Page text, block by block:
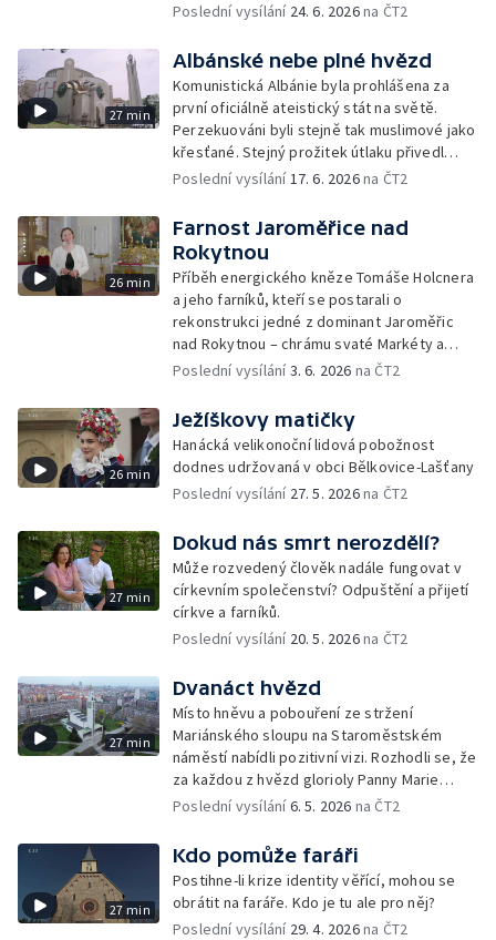
Strání pomáhají v odlehčovací službě, v
dnes žijí řeholní sestry mimo zdi kláštera?
Poslední vysílání 24. 6. 2026na ČT2
27 min
Albánské nebe plné hvězd
Komunistická Albánie byla prohlášena za
první oficiálně ateistický stát na světě.
Perzekuováni byli stejně tak muslimové jako
křesťané. Stejný prožitek útlaku přivedl
tamní věřící k náboženské snášenlivosti a
Poslední vysílání17. 6. 2026na ČT2
26 min
Farnost Jaroměřice nad
Rokytnou
Příběh energického kněze Tomáše Holcnera
a jeho farníků, kteří se postarali o
rekonstrukci jedné z dominant Jaroměřic
nad Rokytnou – chrámu svaté Markéty a
vlastníma rukama pomáhali při výstavbě
Poslední vysílání3. 6. 2026 na ČT2
26 min
Ježíškovy matičky
Hanácká velikonoční lidová pobožnost
dodnes udržovaná v obci Bělkovice-Lašťany
Poslední vysílání 27. 5. 2026na ČT2
27 min
Dokud nás smrt nerozdělí?
Může rozvedený člověk nadále fungovat v
církevním společenství? Odpuštění a přijetí
církve a farníků.
Poslední vysílání 20. 5. 2026na ČT2
27 min
Dvanáct hvězd
Místo hněvu a pobouření ze stržení
Mariánského sloupu na Staroměstském
náměstí nabídli pozitivní vizi. Rozhodli se, že
za každou z hvězd glorioly Panny Marie
postaví v Praze kostel. Dokument České
Poslední vysílání6. 5. 2026 na ČT2
27 min
Kdo pomůže faráři
Postihne-li krize identity věřící, mohou se
obrátit na faráře. Kdo je tu ale pro něj?
Poslední vysílání 29. 4. 2026na ČT2